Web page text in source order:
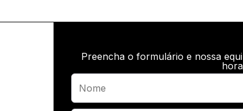
Preencha o formulário e nossa